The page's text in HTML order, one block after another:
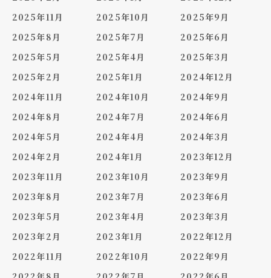
2025年11月
2025年10月
2025年9月
2025年8月
2025年7月
2025年6月
2025年5月
2025年4月
2025年3月
2025年2月
2025年1月
2024年12月
2024年11月
2024年10月
2024年9月
2024年8月
2024年7月
2024年6月
2024年5月
2024年4月
2024年3月
2024年2月
2024年1月
2023年12月
2023年11月
2023年10月
2023年9月
2023年8月
2023年7月
2023年6月
2023年5月
2023年4月
2023年3月
2023年2月
2023年1月
2022年12月
2022年11月
2022年10月
2022年9月